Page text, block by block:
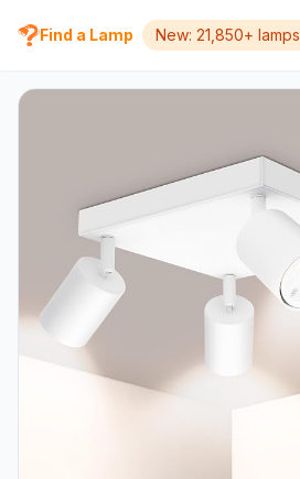
Find a Lamp New: 21,850+ lamps